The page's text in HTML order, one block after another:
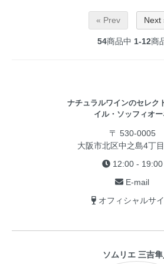
« Prev Next
54商品中 1-12商
ナチュラルワインのセレク
イル・ソッフィオ
〒 530-0005
大阪市北区中之島4丁
12:00 - 19:00
E-mail
オフィシャルサ
ソムリエ 三吉隼